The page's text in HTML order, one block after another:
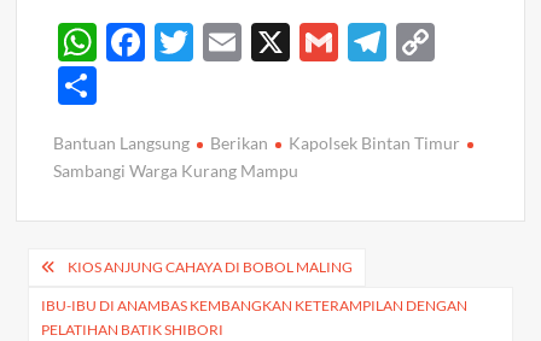
W
s
A
p
p
F
b
o
o
k
T
er
E
X
G
T
gr
m
y
n
ar
Bantuan Langsung Berikan
Kapolsek Bintan Timur
Sambangi Warga Kurang Mampu
Navigasi
pos
KIOS ANJUNG CAHAYA DI BOBOL MALING
IBU-IBU DI ANAMBAS KEMBANGKAN KETERAMPILAN DENGAN
PELATIHAN BATIK SHIBORI